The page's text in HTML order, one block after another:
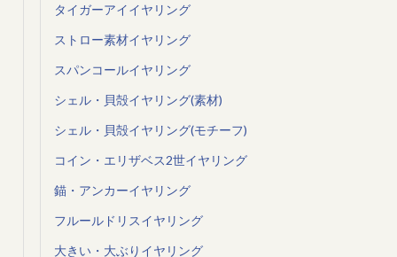
タイガーアイイヤリング
ストロー素材イヤリング
スパンコールイヤリング
シェル・貝殻イヤリング(素材)
シェル・貝殻イヤリング(モチーフ)
コイン・エリザベス2世イヤリング
錨・アンカーイヤリング
フルールドリスイヤリング
大きい・大ぶりイヤリング